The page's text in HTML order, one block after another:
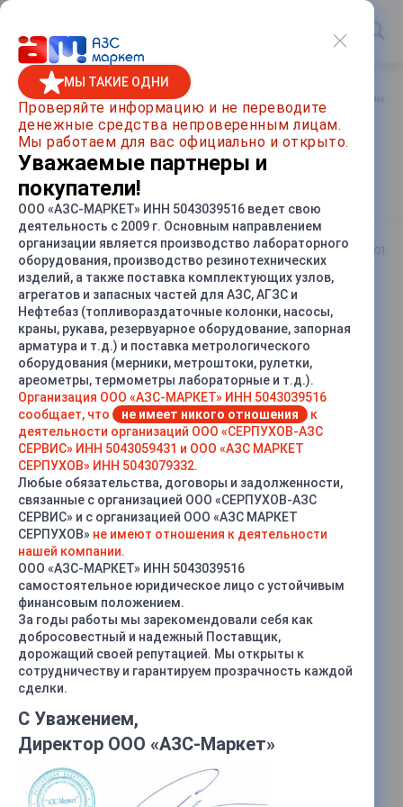
Главная / Каталог товаров Метрологическое оборудование
Мерник М2Р-5-01 Нержавеющая
сталь, Без пеногасителя, Нижний
слив
АртикулМ2Р-5-01
СРАВНИТЬ
Характеристики
Тип — Эталонный 2-го разряда
МЫ ТАКИЕ ОДНИ
Проверяйте информацию и не переводите
денежные средства непроверенным лицам.
Мы работаем для вас официально и открыто.
Уважаемые партнеры и
покупатели!
ООО «АЗС-МАРКЕТ» ИНН 5043039516 ведет свою
деятельность с 2009 г. Основным направлением
организации является производство лабораторного
оборудования, производство резинотехнических
изделий, а также поставка комплектующих узлов,
агрегатов и запасных частей для АЗС, АГЗС и
Нефтебаз (топливораздаточные колонки, насосы,
краны, рукава, резервуарное оборудование, запорная
арматура и т.д.) и поставка метрологического
оборудования (мерники, метроштоки, рулетки,
ареометры, термометры лабораторные и т.д.).
Организация ООО «АЗС-МАРКЕТ» ИНН 5043039516
сообщает, что
не имеет никого отношения
к
деятельности организаций ООО «СЕРПУХОВ-АЗС
СЕРВИС» ИНН 5043059431 и ООО «АЗС МАРКЕТ
СЕРПУХОВ» ИНН 5043079332.
Любые обязательства, договоры и задолженности,
связанные с организацией ООО «СЕРПУХОВ-АЗС
СЕРВИС» и с организацией ООО «АЗС МАРКЕТ
СЕРПУХОВ» не имеют отношения к деятельности
нашей компании.
ООО «АЗС-МАРКЕТ» ИНН 5043039516
самостоятельное юридическое лицо с устойчивым
финансовым положением.
За годы работы мы зарекомендовали себя как
добросовестный и надежный Поставщик,
дорожащий своей репутацией. Мы открыты к
сотрудничеству и гарантируем прозрачность каждой
сделки.
С Уважением,
Директор ООО «АЗС-Маркет»